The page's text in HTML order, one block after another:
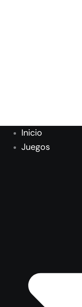
Inicio
Juegos